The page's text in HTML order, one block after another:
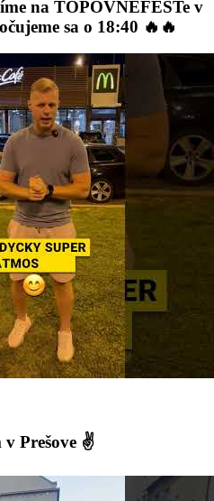
na TOPOVNEFESTe v
sa o 18:40 🔥🔥
v Prešove ✌️